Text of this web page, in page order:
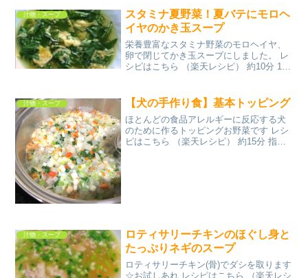
汁物・スープ
スタミナ夏野菜！夏バテにモロヘ
イヤのかき玉スープ
栄養豊富なスタミナ野菜のモロヘイヤ、
卵で閉じてかき玉スープにしました。 レ
シピはこちら （楽天レシピ） 約10分 100
のレビュー
汁物・スープ 【犬の手作り食】基本トッピング
ほとんどの食品アレルギーに反応する犬
のために作るトッピングお野菜です レシ
ピはこちら （楽天レシピ） 約15分 指定
汁物・スープ
ロティサリーチキンのほぐし身と
たっぷりネギのスープ
ロティサリーチキン(骨)でダシを取ります
☆お試しあれ レシピはこちら （楽天レシ